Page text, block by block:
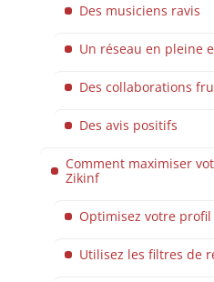
Des musiciens ravis
Un réseau en pleine
Des collaborations
Des avis positifs
Comment maximiser
Zikinf
Optimisez votre profil
Utilisez les filtres de